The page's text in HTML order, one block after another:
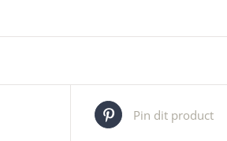
Pin dit product